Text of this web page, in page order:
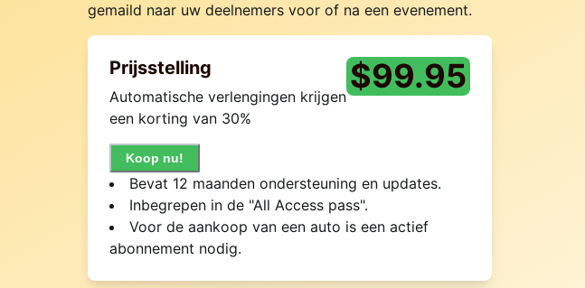
gemaild naar uw deelnemers voor of na een evenement.
Prijsstelling
Automatische verlengingen krijgen
een korting van 30%
Koop nu!
$99.95
Bevat 12 maanden ondersteuning en updates.
Inbegrepen in de "All Access pass".
Voor de aankoop van een auto is een actief
abonnement nodig.